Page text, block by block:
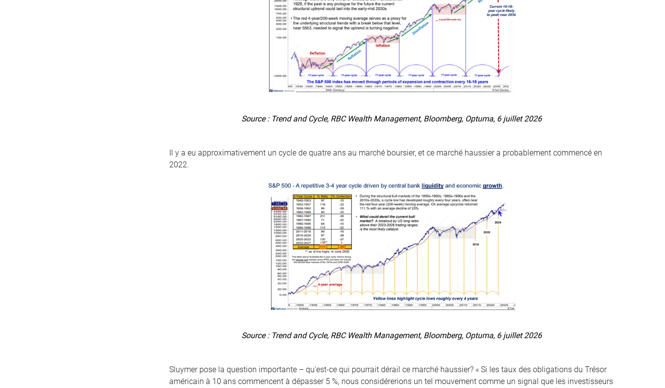
Source : Trend and Cycle, RBC Wealth Management, Bloomberg, Optuma, 6 juillet 2026
Il y a eu approximativement un cycle de quatre ans au marché boursier, et ce marché haussier a probablement commencé en
2022.
Source : Trend and Cycle, RBC Wealth Management, Bloomberg, Optuma, 6 juillet 2026
Sluymer pose la question importante – qu'est-ce qui pourrait dérail ce marché haussier? « Si les taux des obligations du Trésor
américain à 10 ans commencent à dépasser 5 %, nous considérerions un tel mouvement comme un signal que les investisseurs